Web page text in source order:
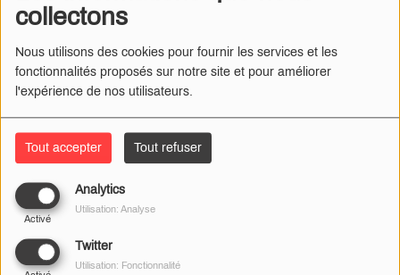
collectons
Nous utilisons des cookies pour fournir les services et les
fonctionnalités proposés sur notre site et pour améliorer
l'expérience de nos utilisateurs.
Tout accepter Tout refuser
Analytics
Activé
Utilisation: Analyse
Twitter
Utilisation: Fonctionnalité
25 FÉVRIER 2022
tourne.
Les tigres de Fort Boyard vont prendre leur retraite, a
annoncé ce jeudi 24 février la société de production de